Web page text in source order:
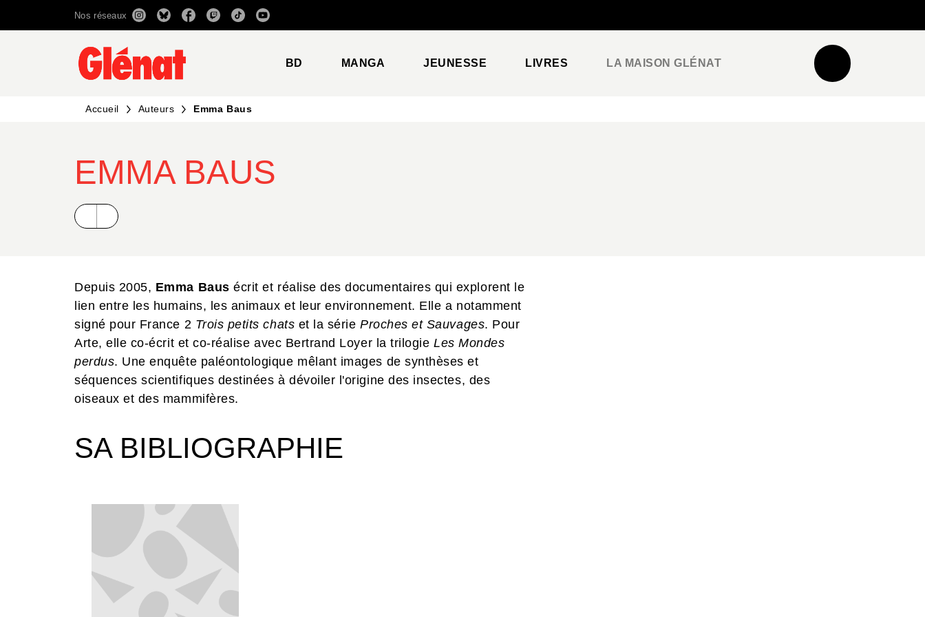
RECHERCHE CONTENU
Nos réseaux
BD MANGA JEUNESSE LIVRES LA MAISON GLÉNAT
Accueil Auteurs Emma Baus
EMMA BAUS
Depuis 2005, Emma Baus écrit et réalise des documentaires qui explorent le
lien entre les humains, les animaux et leur environnement. Elle a notamment
signé pour France 2 Trois petits chats et la sérieProches et Sauvages. Pour
Arte, elle co-écrit et co-réalise avec Bertrand Loyer la trilogie Les Mondes
perdus. Une enquête paléontologique mêlant images de synthèses et
séquences scientifiques destinées à dévoiler l'origine des insectes, des
oiseaux et des mammifères.
SA BIBLIOGRAPHIE